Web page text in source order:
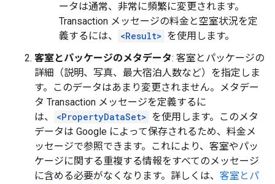
ータは通常、非常に頻繁に変更されます。
Transaction メッセージの料金と空室状況を定
義するには、
<Result> を使用します。
客室とパッケージのメタデータ: 客室とパッケージの
詳細（説明、写真、最大宿泊人数など）を指定しま
す。このデータはあまり変更されません。メタデー
タ Transaction メッセージを定義するに
は、
<PropertyDataSet> を使用します。このメタ
データは Google によって保存されるため、料金メ
ッセージで参照できます。これにより、客室やパッ
ケージに関する重複する情報をすべてのメッセージ
に含める必要がなくなります。詳しくは、 客室とパ